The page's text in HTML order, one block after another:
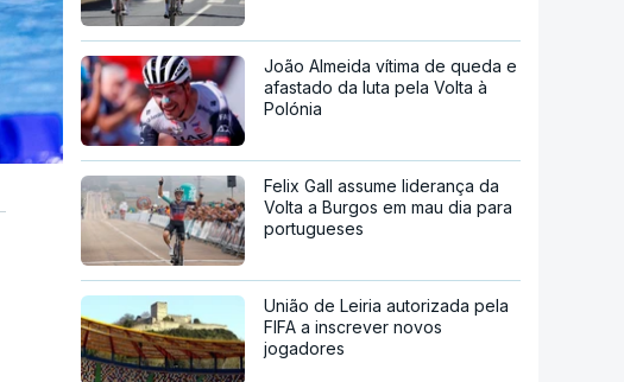
João Almeida vítima de queda e
afastado da luta pela Volta à
Polónia
Felix Gall assume liderança da
Volta a Burgos em mau dia para
portugueses
União de Leiria autorizada pela
FIFA a inscrever novos
jogadores